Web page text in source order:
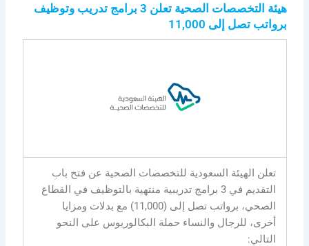
هيئة التخصصات الصحية تعلن 3 برامج تدريب وتوظيف
برواتب تصل إلى 11,000
تعلن الهيئة السعودية للتخصصات الصحية عن فتح باب
التقديم في 3 برامج تدريبية منتهية بالتوظيف في القطاع
الصحي، برواتب تصل إلى (11,000) مع بدلات ومزايا
أخرى، للرجال والنساء حملة البكالوريوس على النحو
التالي: